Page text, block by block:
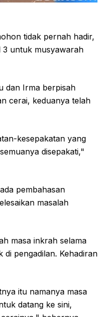
tidak pernah hadir,
3 untuk musyawarah
dan Irma berpisah
cerai, keduanya telah
kesepakatan yang
disepakati,"
pembahasan
masalah
masa inkrah selama
pengadilan. Kehadiran
itu namanya masa
datang ke sini,